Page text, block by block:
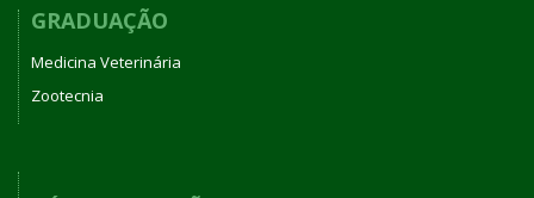
GRADUAÇÃO
Medicina Veterinária
Zootecnia